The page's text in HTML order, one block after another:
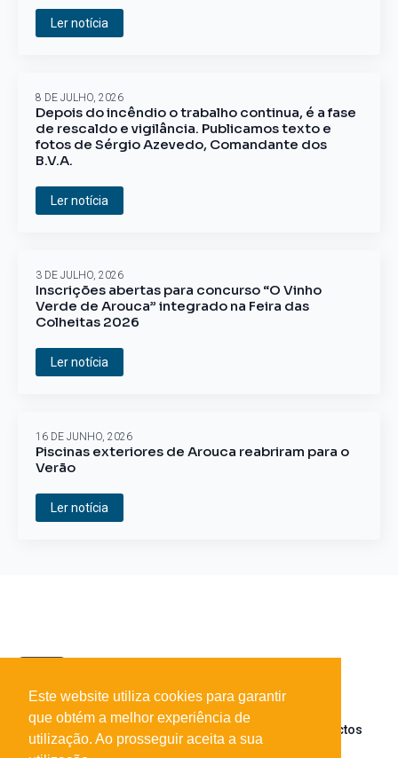
Ler notícia
Depois do incêndio o trabalho continua, é a fase
de rescaldo e vigilância. Publicamos texto e
fotos de Sérgio Azevedo, Comandante dos
B.V.A.
8 DE JULHO, 2026
Ler notícia
Inscrições abertas para concurso “O Vinho
Verde de Arouca” integrado na Feira das
Colheitas 2026
3 DE JULHO, 2026
Ler notícia
Piscinas exteriores de Arouca reabriram para o
Verão
16 DE JUNHO, 2026
Ler notícia
Contactos
Este website utiliza cookies para garantir
que obtém a melhor experiência de
utilização. Ao prosseguir aceita a sua